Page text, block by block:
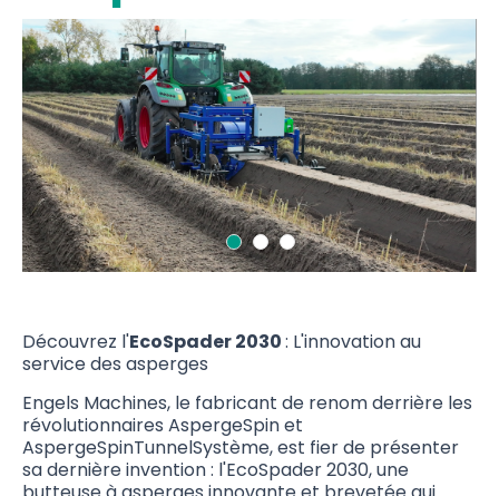
Découvrez l'EcoSpader 2030: L'innovation au
service des asperges
Engels Machines, le fabricant de renom derrière les
révolutionnaires AspergeSpin et
AspergeSpinTunnelSystème, est fier de présenter
sa dernière invention : l'EcoSpader 2030, une